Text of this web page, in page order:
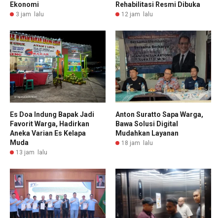
Ekonomi
3 jam lalu
Rehabilitasi Resmi Dibuka
12 jam lalu
Es Doa Indung Bapak Jadi
Favorit Warga, Hadirkan
Aneka Varian Es Kelapa
Muda
13 jam lalu
Anton Suratto Sapa Warga,
Bawa Solusi Digital
Mudahkan Layanan
18 jam lalu